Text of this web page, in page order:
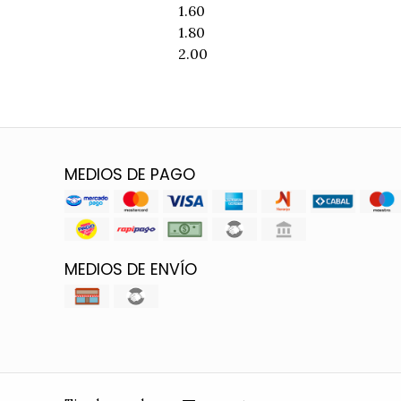
1.60
1.80
2.00
MEDIOS DE PAGO
MEDIOS DE ENVÍO